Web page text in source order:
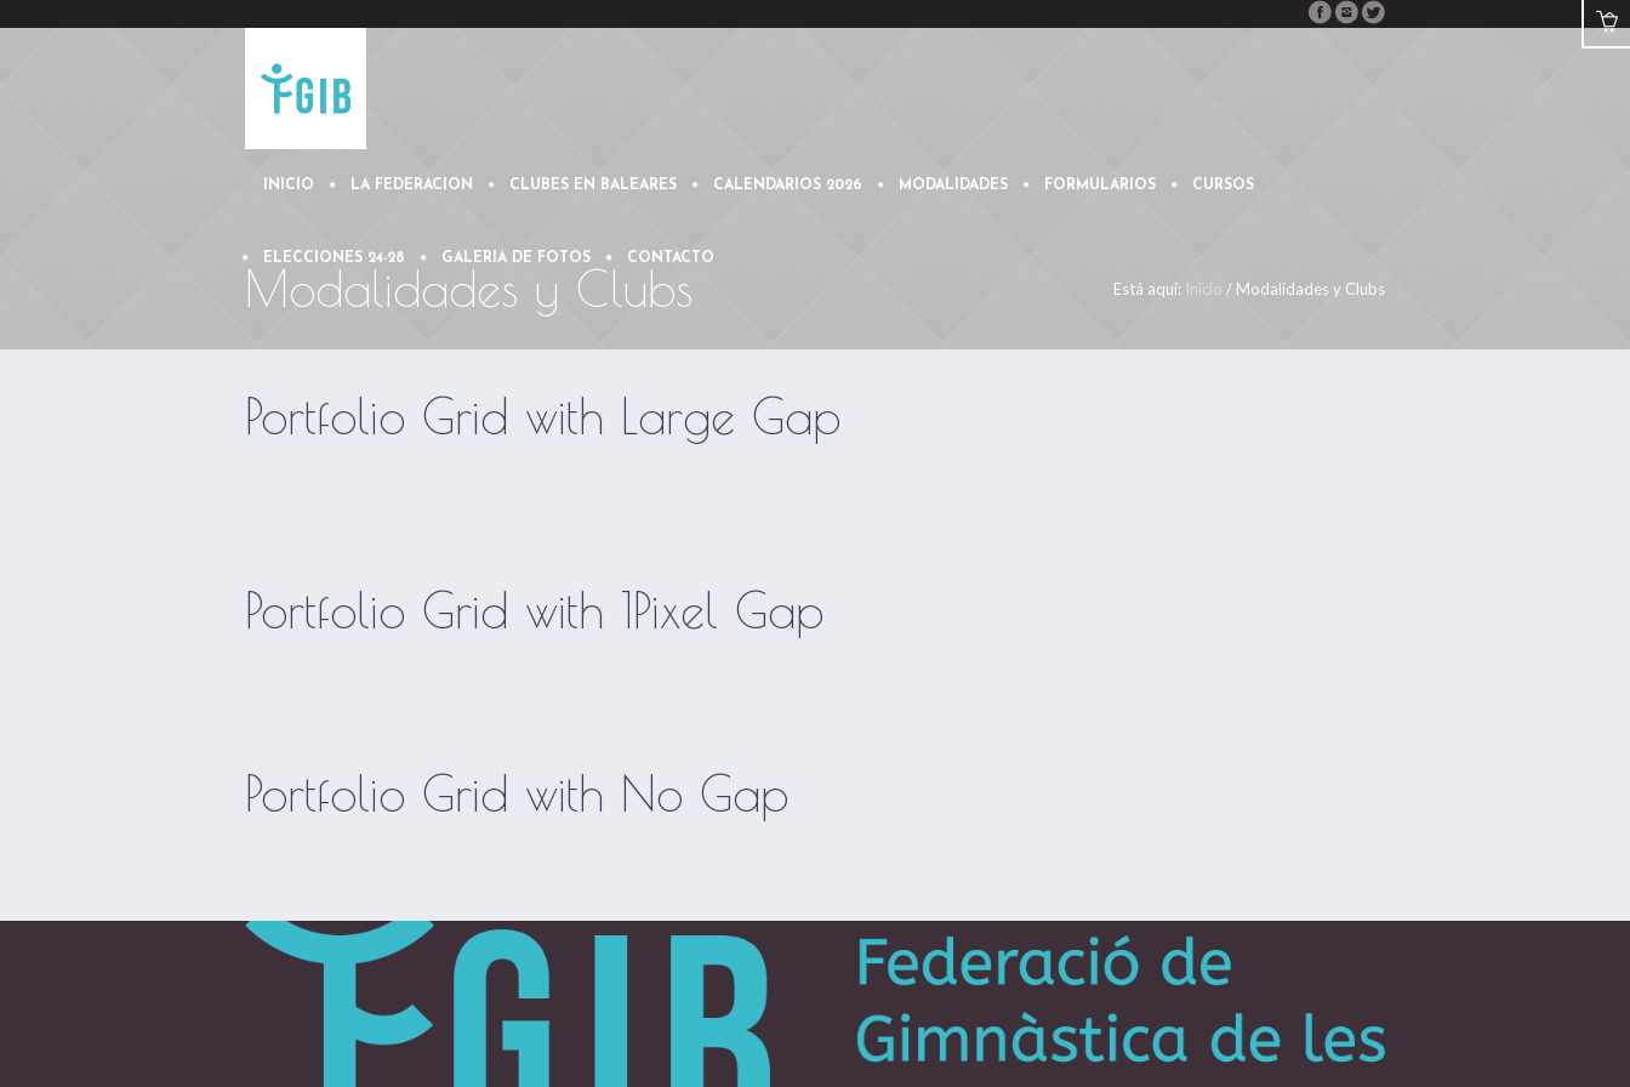
INICIO LA FEDERACION CLUBES EN BALEARES CALENDARIOS 2026 MODALIDADES FORMULARIOS CURSOS
ELECCIONES 24-28 GALERIA DE FOTOS CONTACTO
Modalidades y Clubs Está aquí: Inicio / Modalidades y Clubs
Portfolio Grid with Large Gap
Portfolio Grid with 1Pixel Gap
Portfolio Grid with No Gap